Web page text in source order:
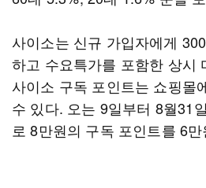
사이소는 신규 가입자에게
하고 수요특가를 포함한 상시
사이소 구독 포인트는 쇼핑몰
수 있다. 오는 9일부터 8월31
로 8만원의 구독 포인트를 6